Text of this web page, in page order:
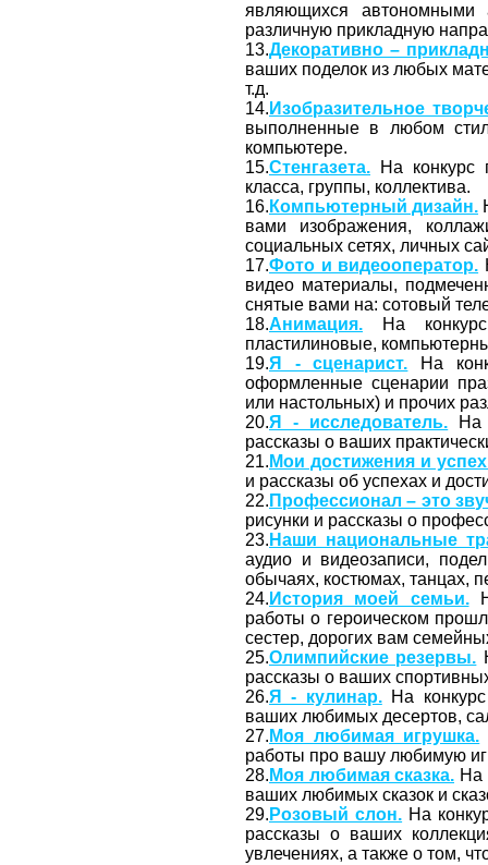
являющихся автономными
различную прикладную
13.Декоративно –
ваших поделок из любых
т.д.
14. Изобразительное
выполненные в любом
компьютере.
15.Стенгазета. На конкурс
класса, группы, коллектива.
16. Компьютерный дизайн.
вами изображения,
социальных сетях, личных
17.Фото и видеооператор.
видео материалы,
снятые вами на: сотовый
18.Анимация. На конкурс
пластилиновые,
19.Я - сценарист. На
оформленные сценарии
или настольных) и прочих
20.Я - исследователь.
На
рассказы о ваших
21. Мои достижения и
и рассказы об успехах и
22. Профессионал – это
рисунки и рассказы о
23. Наши национальные
аудио и видеозаписи,
обычаях, костюмах, танцах,
24. История моей семьи.
работы о героическом
сестер, дорогих вам
25.Олимпийские резервы.
рассказы о ваших
26.Я - кулинар.На конкурс
ваших любимых десертов,
27. Моя любимая игрушка.
работы про вашу любимую
28. Моя любимая сказка. На
ваших любимых сказок и
29. Розовый слон. На
рассказы о ваших
увлечениях, а также о том,